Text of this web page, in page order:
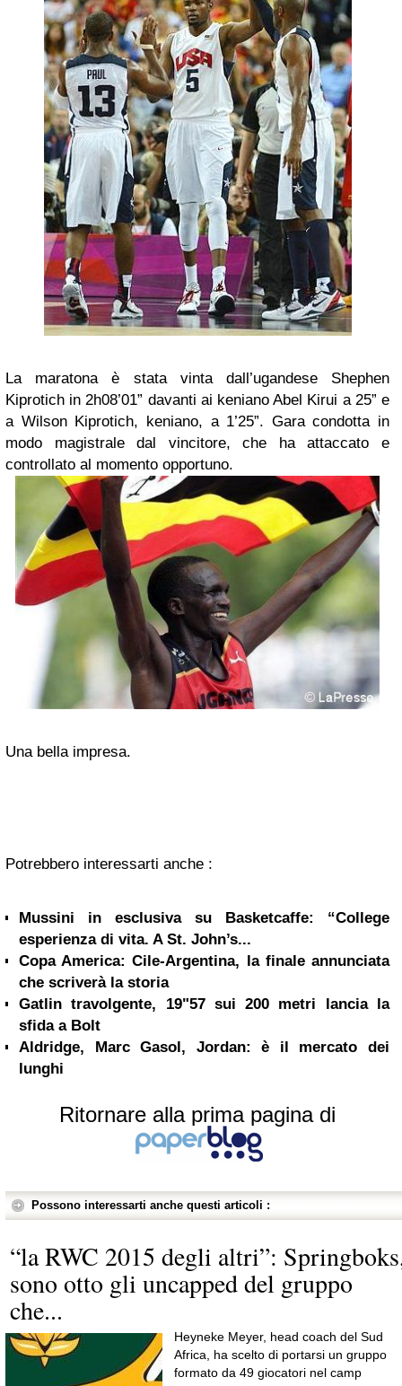
La maratona è stata vinta dall’ugandese Shephen
Kiprotich in 2h08’01” davanti ai keniano Abel Kirui a 25” e
a Wilson Kiprotich, keniano, a 1’25”. Gara condotta in
modo magistrale dal vincitore, che ha attaccato e
controllato al momento opportuno.
Una bella impresa.
Potrebbero interessarti anche :
Mussini in esclusiva su Basketcaffe: “College
esperienza di vita. A St. John’s...
Copa America: Cile-Argentina, la finale annunciata
che scriverà la storia
Gatlin travolgente, 19"57 sui 200 metri lancia la
sfida a Bolt
Aldridge, Marc Gasol, Jordan: è il mercato dei
lunghi
Ritornare alla prima pagina di
Possono interessarti anche questi articoli :
“la RWC 2015 degli altri”:
sono otto gli uncapped del gruppo
che...
Heyneke Meyer, head coach del Sud
Africa, ha scelto di portarsi un gruppo
formato da 49 giocatori nel camp